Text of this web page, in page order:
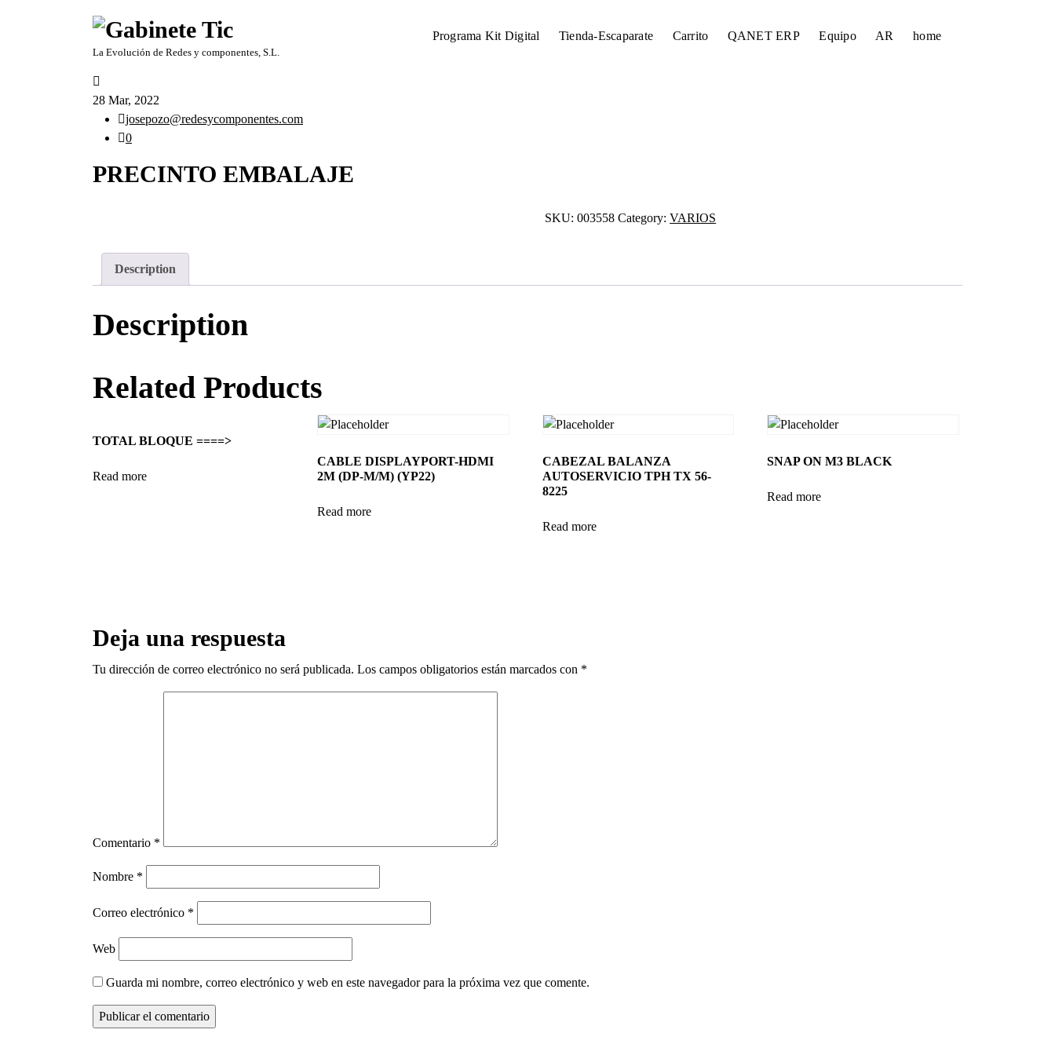
La Evolución de Redes y componentes, S.L.
Programa Kit Digital Tienda-Escaparate Carrito QANET ERP Equipo AR home
28 Mar, 2022
josepozo@redesycomponentes.com
0
PRECINTO EMBALAJE
SKU:003558 Category:VARIOS
Description
Description
Related Products
TOTAL BLOQUE ====>
Read more
CABLE DISPLAYPORT-HDMI
2M (DP-M/M) (YP22)
Read more
CABEZAL BALANZA
AUTOSERVICIO TPH TX 56-
8225
Read more
SNAP ON M3 BLACK
Read more
Deja una respuesta
Tu dirección de correo electrónico no será publicada. Los campos obligatorios están marcados con *
Comentario *
Nombre *
Correo electrónico *
Web
Guarda mi nombre, correo electrónico y web en este navegador para la próxima vez que comente.